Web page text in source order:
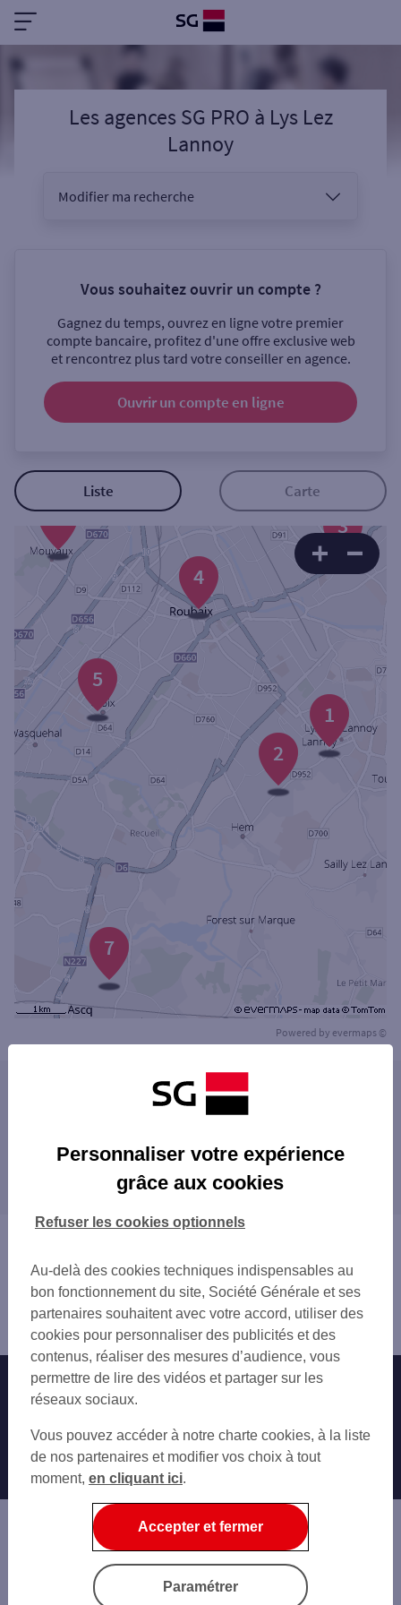
Les agences SG PRO à Lys Lez
Lannoy
Modifier ma recherche
Sélectionnez votre recherche
Ouverte le samedi
Coffre-fort
Autour de moi
ou
Ville / Code postal
Rue
Rechercher
Vous souhaitez ouvrir un compte ?
Gagnez du temps, ouvrez en ligne votre premier
compte bancaire, profitez d'une offre exclusive web
et rencontrez plus tard votre conseiller en agence.
Ouvrir un compte en ligne
Liste Carte
7
6
5
4
3
2
1
Powered by evermaps ©
Les agences SG PRO dans les villes à
WATTRELOS
WASQUEHAL
TOURCOING
MARCQ-EN-BAROEUL
MONS-EN-BAROEUL
VILLENEUVE-D'ASCQ
BONDUES
NEUVILLE-EN-FERRAIN
LA MADELEINE
LILLE
RONCQ
SAINT-ANDRÉ-LEZ-LILLE
RONCHIN
FACHES-THUMESNIL
LAMBERSART
Les agences SG PRO dans les départements
80 SOMME
Nord
Nos engagements Nous contacter
Autres sites SG
Professionnels
Entreprises
Associations
Banque privée
Economie Publique
Informations légales
Personnaliser votre expérience
grâce aux cookies
Au-delà des cookies techniques indispensables au
bon fonctionnement du site, Société Générale et ses
partenaires souhaitent avec votre accord, utiliser des
cookies pour personnaliser des publicités et des
contenus, réaliser des mesures d’audience, vous
permettre de lire des vidéos et partager sur les
réseaux sociaux.
Vous pouvez accéder à notre charte cookies, à la liste
de nos partenaires et modifier vos choix à tout
moment, en cliquant ici.
Refuser les cookies optionnels
Accepter et fermer
Paramétrer